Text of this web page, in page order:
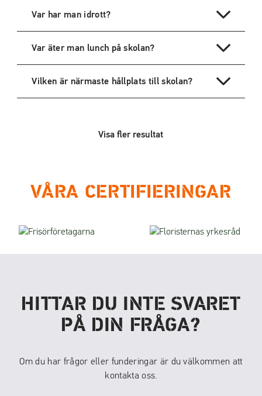
Var har man idrott?
Var äter man lunch på skolan?
Vilken är närmaste hållplats till skolan?
Visa fler resultat
VÅRA CERTIFIERINGAR
HITTAR DU INTE SVARET
PÅ DIN FRÅGA?
Om du har frågor eller funderingar är du välkommen att
kontakta oss.